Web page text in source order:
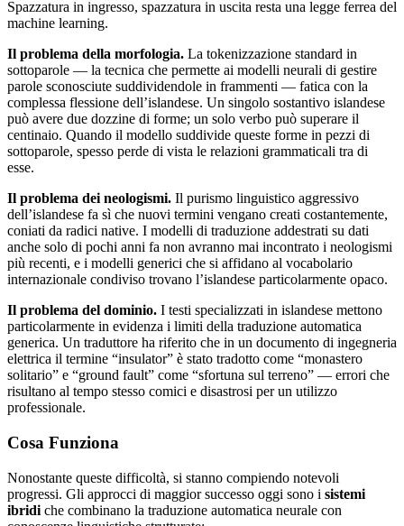
Spazzatura in ingresso, spazzatura in uscita resta una legge ferrea del
machine learning.
Il problema della morfologia. La tokenizzazione standard in
sottoparole — la tecnica che permette ai modelli neurali di gestire
parole sconosciute suddividendole in frammenti — fatica con la
complessa flessione dell’islandese. Un singolo sostantivo islandese
può avere due dozzine di forme; un solo verbo può superare il
centinaio. Quando il modello suddivide queste forme in pezzi di
sottoparole, spesso perde di vista le relazioni grammaticali tra di
esse.
Il problema dei neologismi. Il purismo linguistico aggressivo
dell’islandese fa sì che nuovi termini vengano creati costantemente,
coniati da radici native. I modelli di traduzione addestrati su dati
anche solo di pochi anni fa non avranno mai incontrato i neologismi
più recenti, e i modelli generici che si affidano al vocabolario
internazionale condiviso trovano l’islandese particolarmente opaco.
Il problema del dominio. I testi specializzati in islandese mettono
particolarmente in evidenza i limiti della traduzione automatica
generica. Un traduttore ha riferito che in un documento di ingegneria
elettrica il termine “insulator” è stato tradotto come “monastero
solitario” e “ground fault” come “sfortuna sul terreno” — errori che
risultano al tempo stesso comici e disastrosi per un utilizzo
professionale.
Cosa Funziona
Nonostante queste difficoltà, si stanno compiendo notevoli
progressi. Gli approcci di maggior successo oggi sono i sistemi
ibridi che combinano la traduzione automatica neurale con